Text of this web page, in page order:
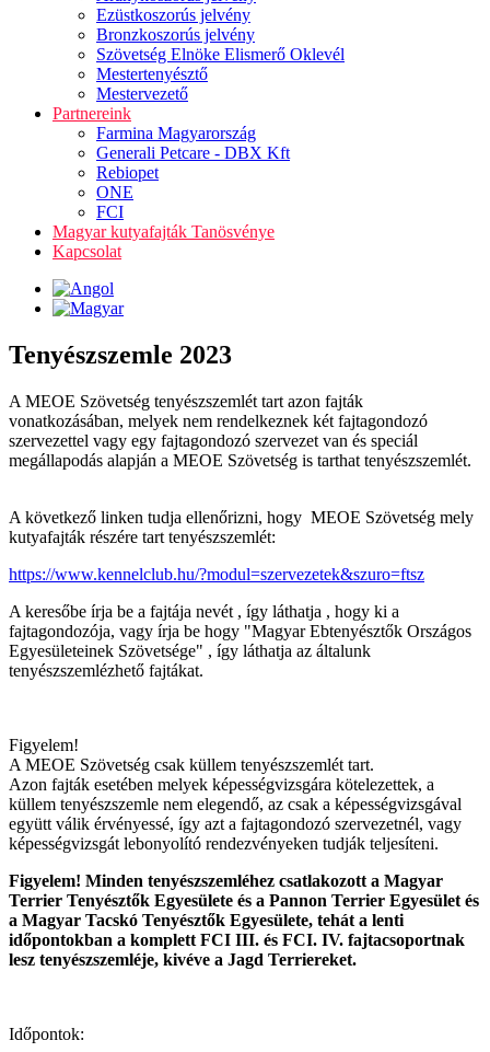
Ezüstkoszorús jelvény
Bronzkoszorús jelvény
Szövetség Elnöke Elismerő Oklevél
Mestertenyésztő
Mestervezető
Partnereink
Farmina Magyarország
Generali Petcare - DBX Kft
Rebiopet
ONE
FCI
Magyar kutyafajták Tanösvénye
Kapcsolat
Tenyészszemle 2023
A MEOE Szövetség tenyészszemlét tart azon fajták
vonatkozásában, melyek nem rendelkeznek két fajtagondozó
szervezettel vagy egy fajtagondozó szervezet van és speciál
megállapodás alapján a MEOE Szövetség is tarthat tenyészszemlét.
A következő linken tudja ellenőrizni, hogy MEOE Szövetség mely
kutyafajták részére tart tenyészszemlét:
https://www.kennelclub.hu/?modul=szervezetek&szuro=ftsz
A keresőbe írja be a fajtája nevét , így láthatja , hogy ki a
fajtagondozója, vagy írja be hogy "Magyar Ebtenyésztők Országos
Egyesületeinek Szövetsége" , így láthatja az általunk
tenyészszemlézhető fajtákat.
Figyelem!
A MEOE Szövetség csak küllem tenyészszemlét tart.
Azon fajták esetében melyek képességvizsgára kötelezettek, a
küllem tenyészszemle nem elegendő, az csak a képességvizsgával
együtt válik érvényessé, így azt a fajtagondozó szervezetnél, vagy
képességvizsgát lebonyolító rendezvényeken tudják teljesíteni.
Figyelem! Minden tenyészszemléhez csatlakozott a Magyar
Terrier Tenyésztők Egyesülete és a Pannon Terrier Egyesület és
a Magyar Tacskó Tenyésztők Egyesülete, tehát a lenti
időpontokban a komplett FCI III. és FCI. IV. fajtacsoportnak
lesz tenyészszemléje, kivéve a Jagd Terriereket.
Időpontok: